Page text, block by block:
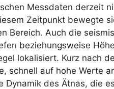
Messdaten derzeit
Zeitpunkt bewegte
Bereich. Auch die
beziehungsweise
lokalisiert. Kurz nach
schnell auf hohe Werte
Dynamik des Ätnas, die